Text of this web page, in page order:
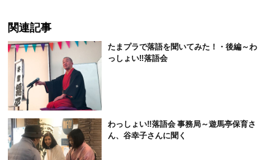
関連記事
たまプラで落語を聞いてみた！・後編～わ
っしょい‼落語会
わっしょい‼落語会 事務局～遊馬亭保育さ
ん、谷幸子さんに聞く